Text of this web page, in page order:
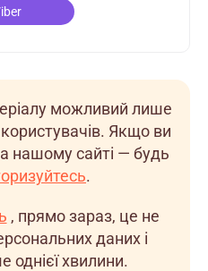
можливий лише
Якщо ви
нашому сайті — будь
.
, прямо зараз, це не
даних і
однієї хвилини.